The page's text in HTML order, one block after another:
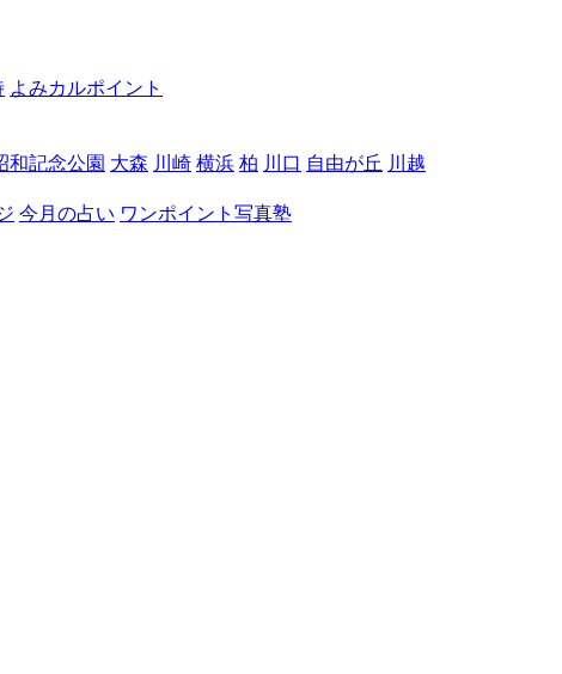
よみカルポイント
和記念公園 大森 川崎 横浜 柏 川口 自由が丘 川越
今月の占い ワンポイント写真塾